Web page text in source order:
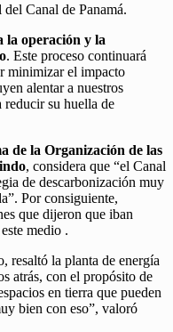
Canal de Panamá.
la operación y la
. Este proceso continuará
minimizar el impacto
alentar a nuestros
reducir su huella de
de la Organización de las
, considera que “el Canal
de descarbonización muy
Por consiguiente,
que dijeron que iban
medio .
resaltó la planta de energía
atrás, con el propósito de
en tierra que pueden
bien con eso”, valoró